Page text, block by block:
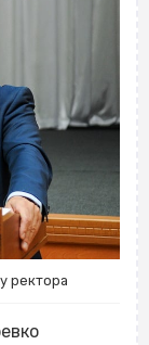
ректора